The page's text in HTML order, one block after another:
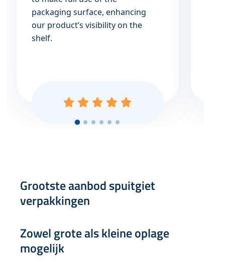
packaging surface, enhancing
our product’s visibility on the
shelf.
Grootste aanbod spuitgiet
verpakkingen
Zowel grote als kleine oplage
mogelijk